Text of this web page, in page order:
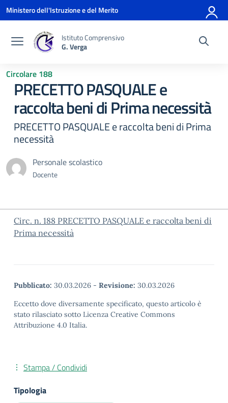
Vai ai contenuti
Vai al menu di navigazione
Vai al footer
Ministero dell'Istruzione e del Merito
Istituto Comprensivo
G. Verga
Circolare 188
PRECETTO PASQUALE e
raccolta beni di Prima necessità
PRECETTO PASQUALE e raccolta beni di Prima
necessità
Personale scolastico
Docente
Circ. n. 188 PRECETTO PASQUALE e raccolta beni di
Prima necessità
Pubblicato: 30.03.2026 - Revisione: 30.03.2026
Eccetto dove diversamente specificato, questo articolo è
stato rilasciato sotto Licenza Creative Commons
Attribuzione 4.0 Italia.
Stampa / Condividi
Tipologia